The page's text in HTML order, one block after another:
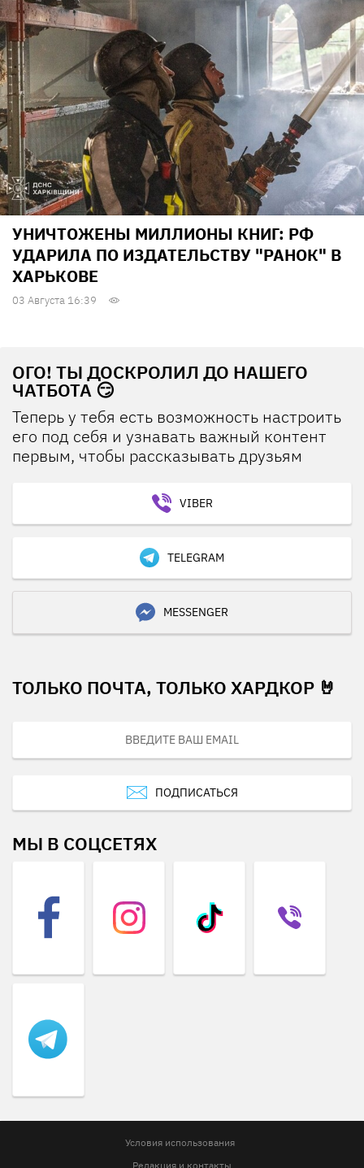
УНИЧТОЖЕНЫ МИЛЛИОНЫ КНИГ: РФ
УДАРИЛА ПО ИЗДАТЕЛЬСТВУ "РАНОК" В
ХАРЬКОВЕ
03 Августа 16:39
ОГО! ТЫ ДОСКРОЛИЛ ДО НАШЕГО
ЧАТБОТА 😏
Теперь у тебя есть возможность настроить
его под себя и узнавать важный контент
первым, чтобы рассказывать друзьям
VIBER
TELEGRAM
MESSENGER
ТОЛЬКО ПОЧТА, ТОЛЬКО ХАРДКОР 🤘
ПОДПИСАТЬСЯ
МЫ В СОЦСЕТЯХ
Условия использования
Редакция и контакты